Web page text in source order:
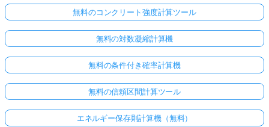
無料のコンクリート強度計算ツール
無料の対数凝縮計算機
無料の条件付き確率計算機
無料の信頼区間計算ツール
エネルギー保存則計算機（無料）